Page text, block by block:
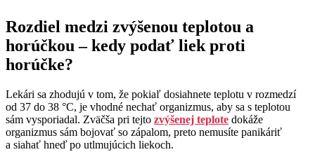
Rozdiel medzi zvýšenou teplotou a
horúčkou – kedy podať liek proti
horúčke?
Lekári sa zhodujú v tom, že pokiaľ dosiahnete teplotu v rozmedzí
od 37 do 38 °C, je vhodné nechať organizmus, aby sa s teplotou
sám vysporiadal. Zväčša pri tejto zvýšenej teplote dokáže
organizmus sám bojovať so zápalom, preto nemusíte panikáriť
a siahať hneď po utlmujúcich liekoch.